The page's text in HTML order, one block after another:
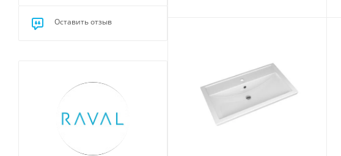
Оставить отзыв